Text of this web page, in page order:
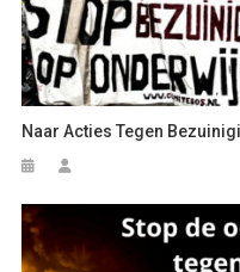
Naar Acties Tegen